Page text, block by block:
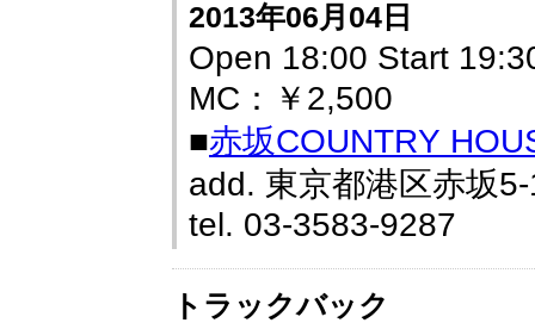
2013年06月04日
Open 18:00 Start
MC：￥2,500
■赤坂COUNTRY
add. 東京都港区赤坂
tel. 03-3583‐9287
トラックバック